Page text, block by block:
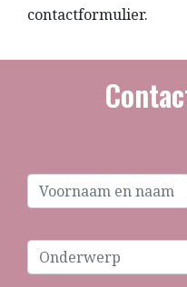
contactformulier.